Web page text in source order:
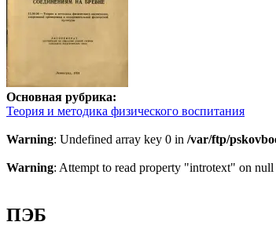
Основная рубрика:
Теория и методика физического воспитания
Warning: Undefined array key 0 in /var/ftp/
Warning: Attempt to read property "introtext" on null
ПЭБ